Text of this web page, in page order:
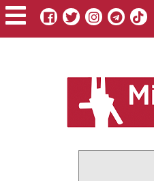
Vés
al
contingut